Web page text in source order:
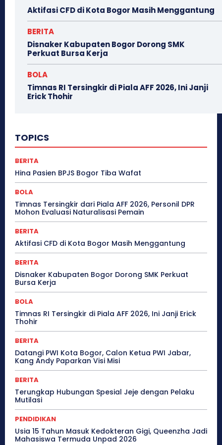
Aktifasi CFD di Kota Bogor Masih Menggantung
BERITA
Disnaker Kabupaten Bogor Dorong SMK
Perkuat Bursa Kerja
BOLA
Timnas RI Tersingkir di Piala AFF 2026, Ini Janji
Erick Thohir
TOPICS
BERITA
Hina Pasien BPJS Bogor Tiba Wafat
BOLA
Timnas Tersingkir dari Piala AFF 2026, Personil DPR
Mohon Evaluasi Naturalisasi Pemain
BERITA
Aktifasi CFD di Kota Bogor Masih Menggantung
BERITA
Disnaker Kabupaten Bogor Dorong SMK Perkuat
Bursa Kerja
BOLA
Timnas RI Tersingkir di Piala AFF 2026, Ini Janji Erick
Thohir
BERITA
Datangi PWI Kota Bogor, Calon Ketua PWI Jabar,
Kang Andy Paparkan Visi Misi
BERITA
Terungkap Hubungan Spesial Jeje dengan Pelaku
Mutilasi
PENDIDIKAN
Usia 15 Tahun Masuk Kedokteran Gigi, Queenzha Jadi
Mahasiswa Termuda Unpad 2026